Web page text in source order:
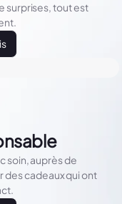
surprises, tout est
soin, auprès de
des cadeaux qui ont